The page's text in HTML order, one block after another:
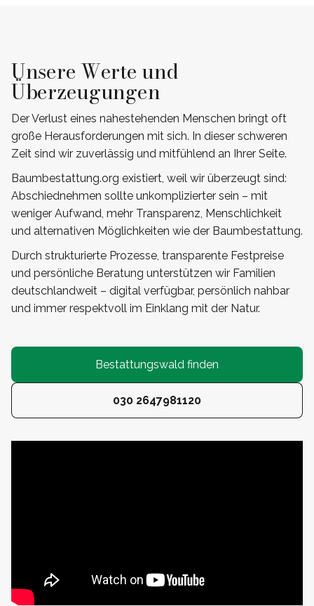
Unsere Werte und
Überzeugungen
Der Verlust eines nahestehenden Menschen bringt oft
große Herausforderungen mit sich. In dieser schweren
Zeit sind wir zuverlässig und mitfühlend an Ihrer Seite.
Baumbestattung.org existiert, weil wir überzeugt sind:
Abschiednehmen sollte unkomplizierter sein – mit
weniger Aufwand, mehr Transparenz, Menschlichkeit
und alternativen Möglichkeiten wie der Baumbestattung.
Durch strukturierte Prozesse, transparente Festpreise
und persönliche Beratung unterstützen wir Familien
deutschlandweit – digital verfügbar, persönlich nahbar
und immer respektvoll im Einklang mit der Natur.
Bestattungswald finden
030 2647981120